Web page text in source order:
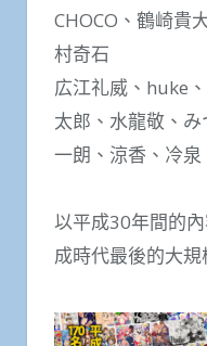
CHOCO、鶴崎貴
村奇石
広江礼威、huke
太郎、水龍敬、
一朗、涼香、冷
以平成30年間的
成時代最後的大規